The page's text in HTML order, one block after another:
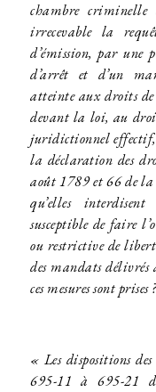
chambre
irrecevable la
d’émission, par une
d’arrêt et d’un
atteinte aux droits de
devant la loi, au
juridictionnel effectif,
la déclaration des
août 1789 et 66 de
qu’elles
susceptible de faire
ou restrictive de
des mandats délivrés
ces mesures sont prises
« Les dispositions
695-11 à 695-21